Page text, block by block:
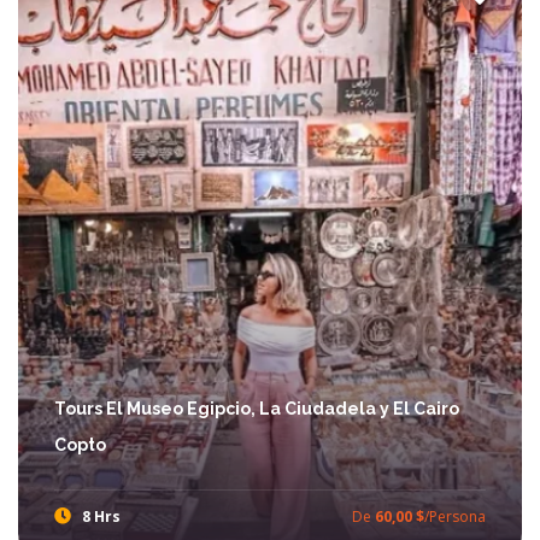
Tours El Museo Egipcio, La Ciudadela y El Cairo
Copto
8 Hrs De 60,00 $/Persona